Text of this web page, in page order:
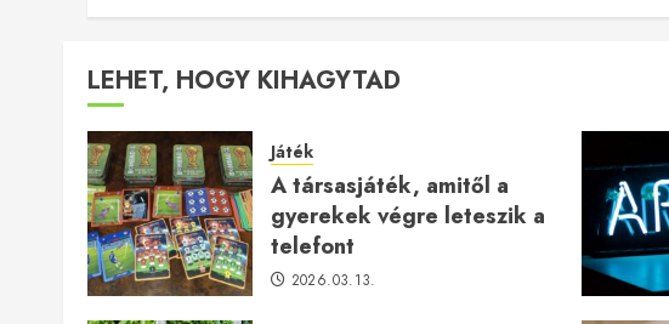
LEHET, HOGY KIHAGYTAD
Játék
A társasjáték, amitől a
gyerekek végre leteszik a
telefont
2026.03.13.